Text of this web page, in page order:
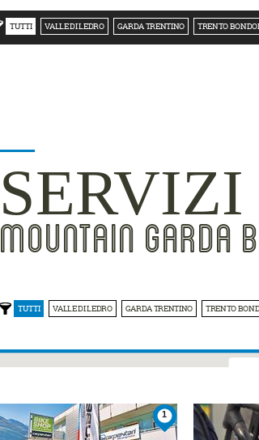
TUTTI VALLE DI LEDRO GARDA TRENTINO TRENTO
MOUNTAIN GARDA
TUTTI VALLE DI LEDRO GARDA TRENTINO TRENTO
1